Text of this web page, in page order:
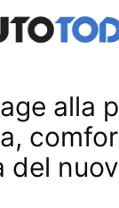
alla
del